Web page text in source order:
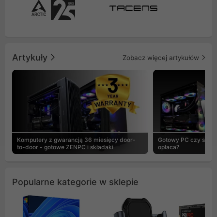
Artykuły Zobacz więcej artykułów
Komputery z gwarancją 36 miesięcy door-
to-door - gotowe ZENPC i składaki
Gotowy PC czy
opłaca?
Popularne kategorie w sklepie